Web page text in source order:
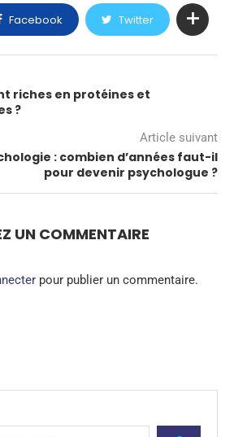
Facebook Twitter
riches en protéines et
?
Article suivant
: combien d’années faut-il
pour devenir psychologue ?
UN COMMENTAIRE
pour publier un commentaire.